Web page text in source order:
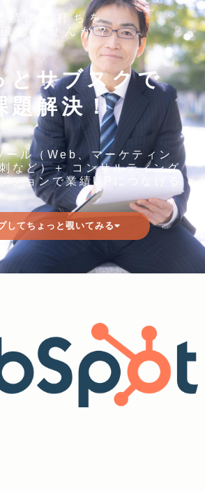
績の頭打ちを
破しませんか？
とサブスクで
題解決！
ール（Web、マーケティン
など）＋ コンサルティング
ションで業績UPにつなげる
してちょっと覗いてみる